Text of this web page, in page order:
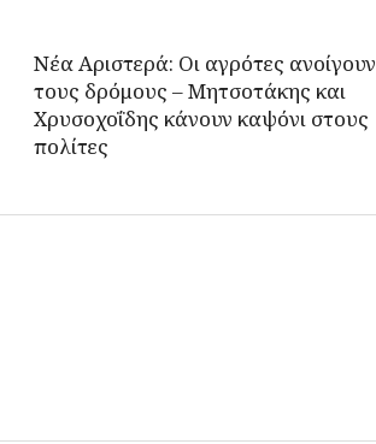
Νέα Αριστερά: Οι αγρότες ανοίγουν
τους δρόμους – Μητσοτάκης και
Χρυσοχοΐδης κάνουν καψόνι στους
πολίτες